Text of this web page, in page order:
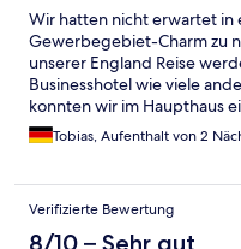
Wir hatten nicht erwartet
Gewerbegebiet-Charm zu
unserer England Reise
Businesshotel wie viele
konnten wir im Haupthaus
Tobias, Aufenthalt von 2
Verifizierte Bewertung